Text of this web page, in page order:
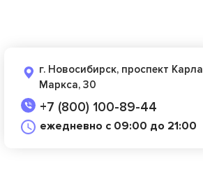
г. Новосибирск, проспект Карла
Маркса, 30
+7 (800) 100-89-44
ежедневно с 09:00 до 21:00